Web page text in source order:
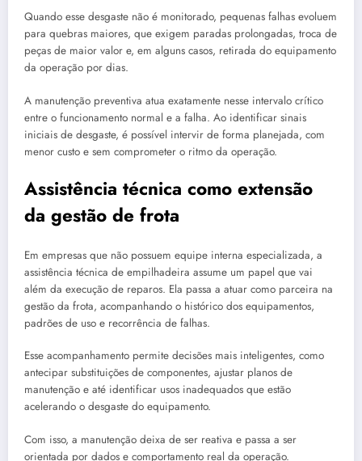
Quando esse desgaste não é monitorado, pequenas falhas evoluem
para quebras maiores, que exigem paradas prolongadas, troca de
peças de maior valor e, em alguns casos, retirada do equipamento
da operação por dias.
A manutenção preventiva atua exatamente nesse intervalo crítico
entre o funcionamento normal e a falha. Ao identificar sinais
iniciais de desgaste, é possível intervir de forma planejada, com
menor custo e sem comprometer o ritmo da operação.
Assistência técnica como extensão
da gestão de frota
Em empresas que não possuem equipe interna especializada, a
assistência técnica de empilhadeira assume um papel que vai
além da execução de reparos. Ela passa a atuar como parceira na
gestão da frota, acompanhando o histórico dos equipamentos,
padrões de uso e recorrência de falhas.
Esse acompanhamento permite decisões mais inteligentes, como
antecipar substituições de componentes, ajustar planos de
manutenção e até identificar usos inadequados que estão
acelerando o desgaste do equipamento.
Com isso, a manutenção deixa de ser reativa e passa a ser
orientada por dados e comportamento real da operação.